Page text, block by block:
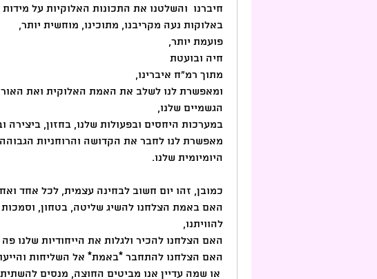
באלוקות נעה מקריבנו, מתוכינו, מוחשית יותר,
פועמת יותר,
חיה ובועטת
מתוך רמ"ח איברינו,
ומאפשרת לנו לשלב את האמת האלוקית ואת האור
הגשמיים שלנו,
במערכות היחסים ובפעולות שלנו, בחזון, ביצירה
היומיומית שלנו.
כמובן, זהו יום חשוב לבחינה עצמית, לכל אחד
להוויתנו,
האם הצלחנו להכיר ולגלות את הייחודיות שלנו
האם הצלחנו להתחבר *באמת* אל השליחות